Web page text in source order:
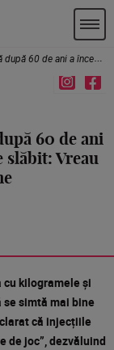
de slăbit: Vreau să fiu aici mult timp și să arăt bine
60 de ani
slăbit: Vreau
cu kilogramele și
se simtă mai bine
că injecțiile
de joc”, dezvăluind